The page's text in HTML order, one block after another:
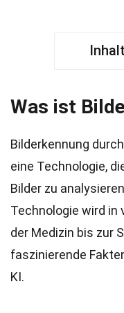
Was ist
Bilderkennung
eine Technologie,
Bilder zu
Technologie wird in
der Medizin bis zur
faszinierende
KI.